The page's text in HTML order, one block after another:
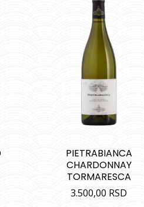
PIETRABIANCA
CHARDONNAY
TORMARESCA
3.500,00 RSD